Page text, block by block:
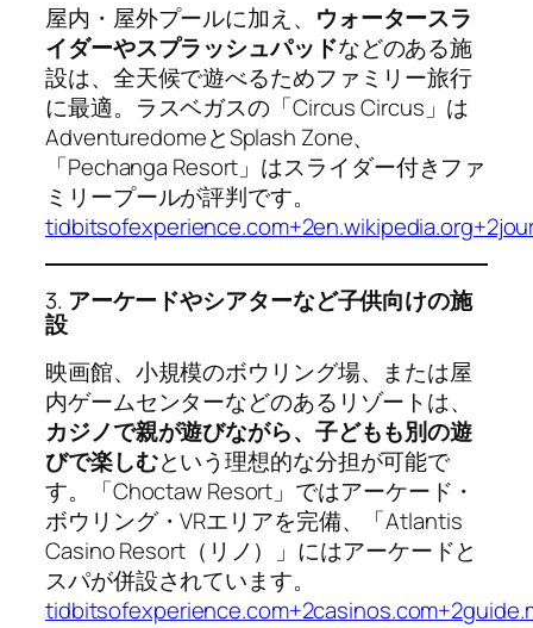
屋内・屋外プールに加え、 ウォータースラ
イダーやスプラッシュパッドなどのある施
設は、全天候で遊べるためファミリー旅行
に最適。ラスベガスの「Circus Circus」は
AdventuredomeとSplash Zone、
「Pechanga Resort」はスライダー付きファ
ミリープールが評判です。
3. アーケードやシアターなど子供向けの施
設
映画館、小規模のボウリング場、または屋
内ゲームセンターなどのあるリゾートは、
カジノで親が遊びながら、子どもも別の遊
びで楽しむという理想的な分担が可能で
す。「Choctaw Resort」ではアーケード・
ボウリング・VRエリアを完備、「Atlantis
Casino Resort（リノ）」にはアーケードと
スパが併設されています。